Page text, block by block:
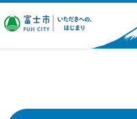
富士市 いただ